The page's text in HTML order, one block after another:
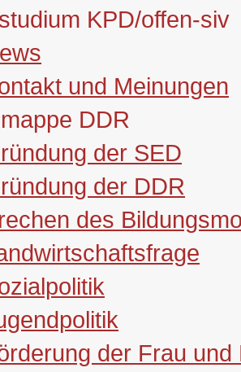
KPD/offen-siv
und Meinungen
DDR
der SED
der DDR
des
der Frau und